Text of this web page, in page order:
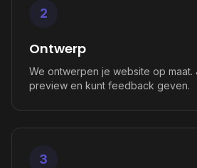
2
Ontwerp
We ontwerpen je website op maat.
preview en kunt feedback geven.
3